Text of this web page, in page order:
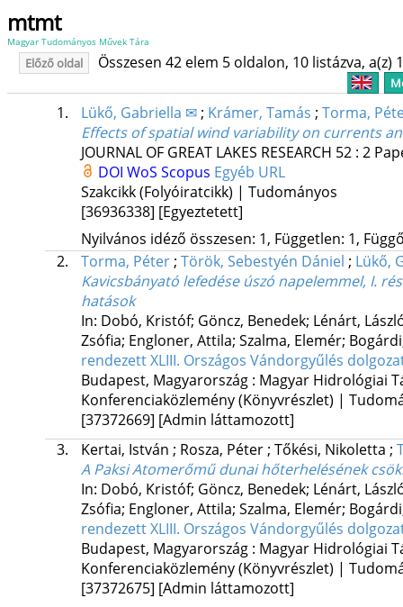
mtmt
Magyar Tudományos Művek Tára
Előző oldal Összesen 42 elem 5 oldalon, 10 listázva, a(z)
1. Lükő, Gabriella ✉; Krámer, Tamás ; Torma,
Effects of spatial wind variability on currents
JOURNAL OF GREAT LAKES RESEARCH 52: 2
DOI WoS Scopus Egyéb URL
Szakcikk (Folyóiratcikk) | Tudományos
[36936338] [Egyeztetett]
Nyilvános idéző összesen: 1, Független: 1,
2.
Torma, Péter; Török, Sebestyén Dániel ; Lükő,
Kavicsbányató lefedése úszó napelemmel, I.
hatások
In: Dobó, Kristóf; Göncz, Benedek; Lénárt,
Zsófia; Engloner, Attila; Szalma, Elemér;
rendezett XLIII. Országos Vándorgyűlés
Budapest, Magyarország : Magyar Hidrológiai
Konferenciaközlemény (Könyvrészlet) |
[37372669] [Admin láttamozott]
3.
Kertai, István ; Rosza, Péter; Tőkési, Nikoletta ;
A Paksi Atomerőmű dunai hőterhelésének
In: Dobó, Kristóf; Göncz, Benedek; Lénárt,
Zsófia; Engloner, Attila; Szalma, Elemér;
rendezett XLIII. Országos Vándorgyűlés
Budapest, Magyarország : Magyar Hidrológiai
Konferenciaközlemény (Könyvrészlet) |
[37372675] [Admin láttamozott]